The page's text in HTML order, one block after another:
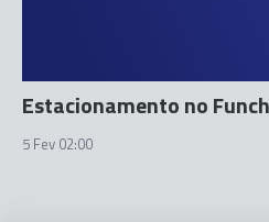
Estacionamento no
5 Fev 02:00